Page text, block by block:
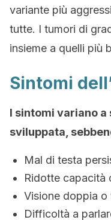
variante più
tutte. I tumori di
insieme a quelli più
Sintomi
I sintomi variano
sviluppata,
Mal di testa
Ridotte capacità
Visione doppia
Difficoltà a